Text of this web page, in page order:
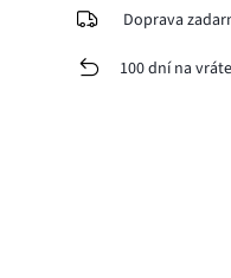
Doprava
100 dní na